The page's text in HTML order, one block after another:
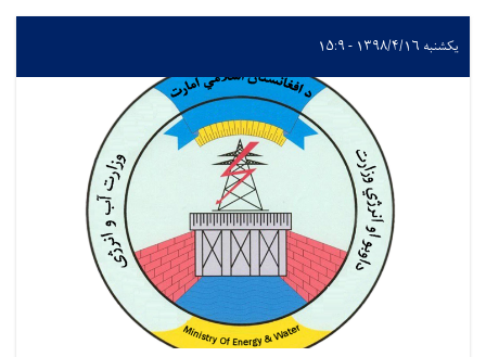
یکشنبه ۱۳۹۸/۴/۱۶ - ۱۵:۹